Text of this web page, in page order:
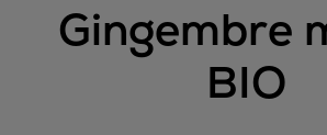
Gingembre
BIO